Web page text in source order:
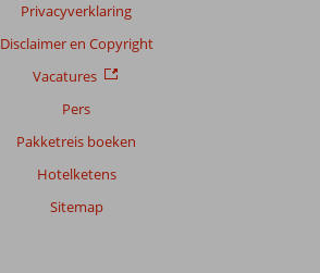
Privacyverklaring
Disclaimer en Copyright
Vacatures
Pers
Pakketreis boeken
Hotelketens
Sitemap